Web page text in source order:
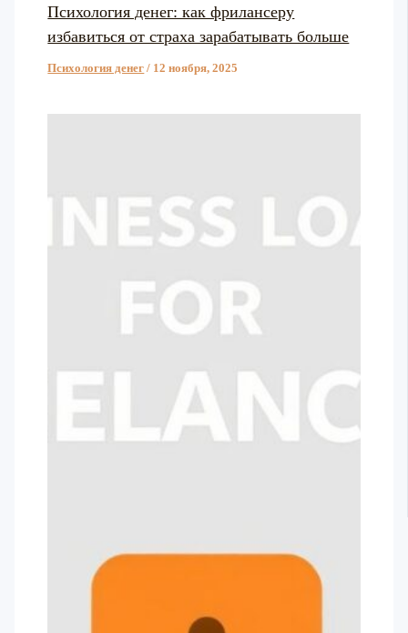
Психология денег: как фрилансеру
избавиться от страха зарабатывать больше
Психология денег / 12 ноября, 2025